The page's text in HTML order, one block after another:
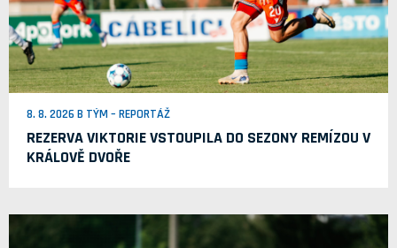
8. 8. 2026 B TÝM – REPORTÁŽ
REZERVA VIKTORIE VSTOUPILA DO SEZONY REMÍZOU V
KRÁLOVĚ DVOŘE